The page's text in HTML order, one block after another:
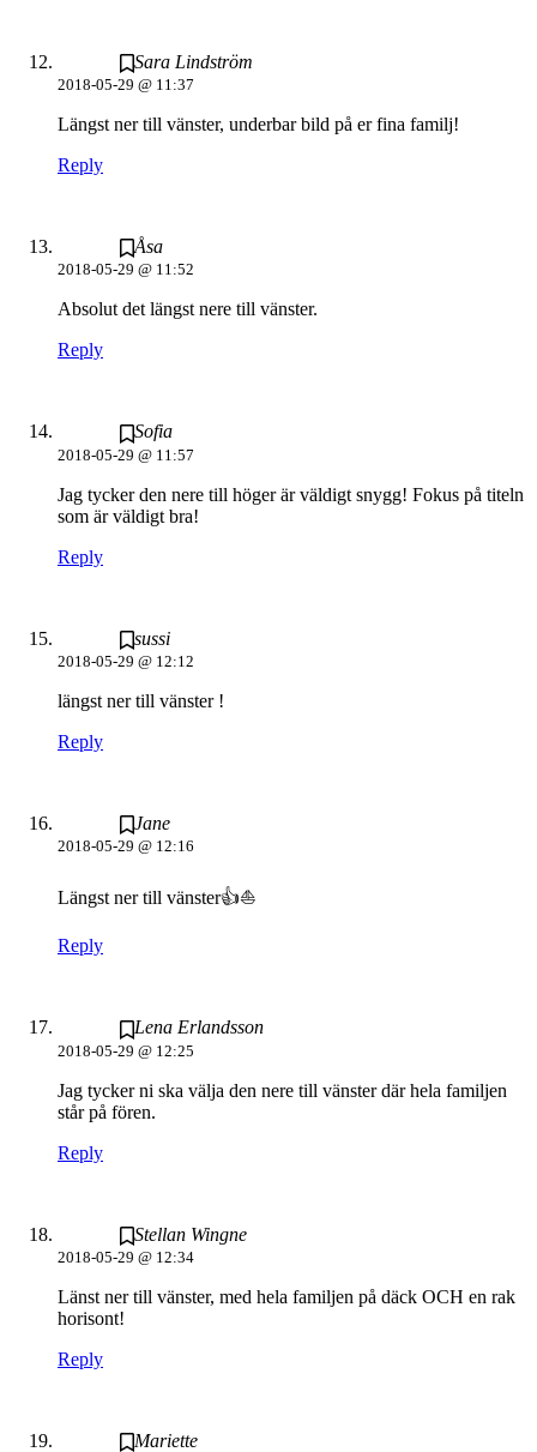
Sara Lindström
2018-05-29 @ 11:37
Längst ner till vänster, underbar bild på er fina familj!
Reply
Åsa
2018-05-29 @ 11:52
Absolut det längst nere till vänster.
Reply
Sofia
2018-05-29 @ 11:57
Jag tycker den nere till höger är väldigt snygg! Fokus på titeln
som är väldigt bra!
Reply
sussi
2018-05-29 @ 12:12
längst ner till vänster !
Reply
Jane
2018-05-29 @ 12:16
Längst ner till vänster👍⛵️
Reply
Lena Erlandsson
2018-05-29 @ 12:25
Jag tycker ni ska välja den nere till vänster där hela familjen
står på fören.
Reply
Stellan Wingne
2018-05-29 @ 12:34
Länst ner till vänster, med hela familjen på däck OCH en rak
horisont!
Reply
Mariette